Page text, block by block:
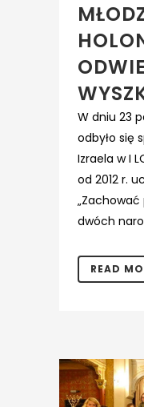
W dniu 23
odbyło się
Izraela w I
od 2012 r.
dwóch
READ